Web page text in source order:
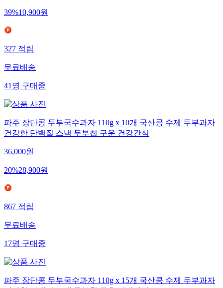
39%10,900원
327적립
무료배송
41명구매중
파주 장단콩 두부국수과자 110g x 10개 국산콩 수제 두부과자
건강한 단백질 스낵 두부칩 구운 건강간식
36,000원
20%28,900원
867적립
무료배송
17명구매중
파주 장단콩 두부국수과자 110g x 15개 국산콩 수제 두부과자